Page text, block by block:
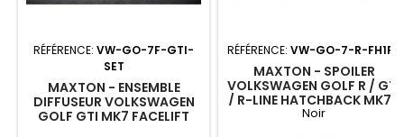
RÉFÉRENCE: VW-GO-7F-GTI-
SET
MAXTON - ENSEMBLE
DIFFUSEUR VOLKSWAGEN
GOLF GTI MK7 FACELIFT
RÉFÉRENCE: VW-GO-7-R-FH1FP
MAXTON - SPOILER
VOLKSWAGEN GOLF R / GTI
/ R-LINE HATCHBACK MK7 /
MK7 FACELIFT
Noir